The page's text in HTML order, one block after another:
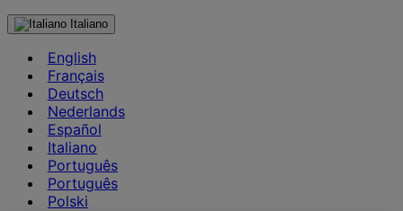
Italiano
English
Français
Deutsch
Nederlands
Español
Italiano
Português
Português
Polski